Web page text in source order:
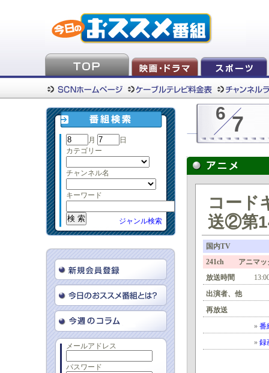
月
日
カテゴリー
チャンネル名
キーワード
ジャンル検索
メールアドレス
パスワード
6 7
コード
送②第
国内TV
241ch アニマッ
放送時間
出演者、他
再放送
» 番
» 録